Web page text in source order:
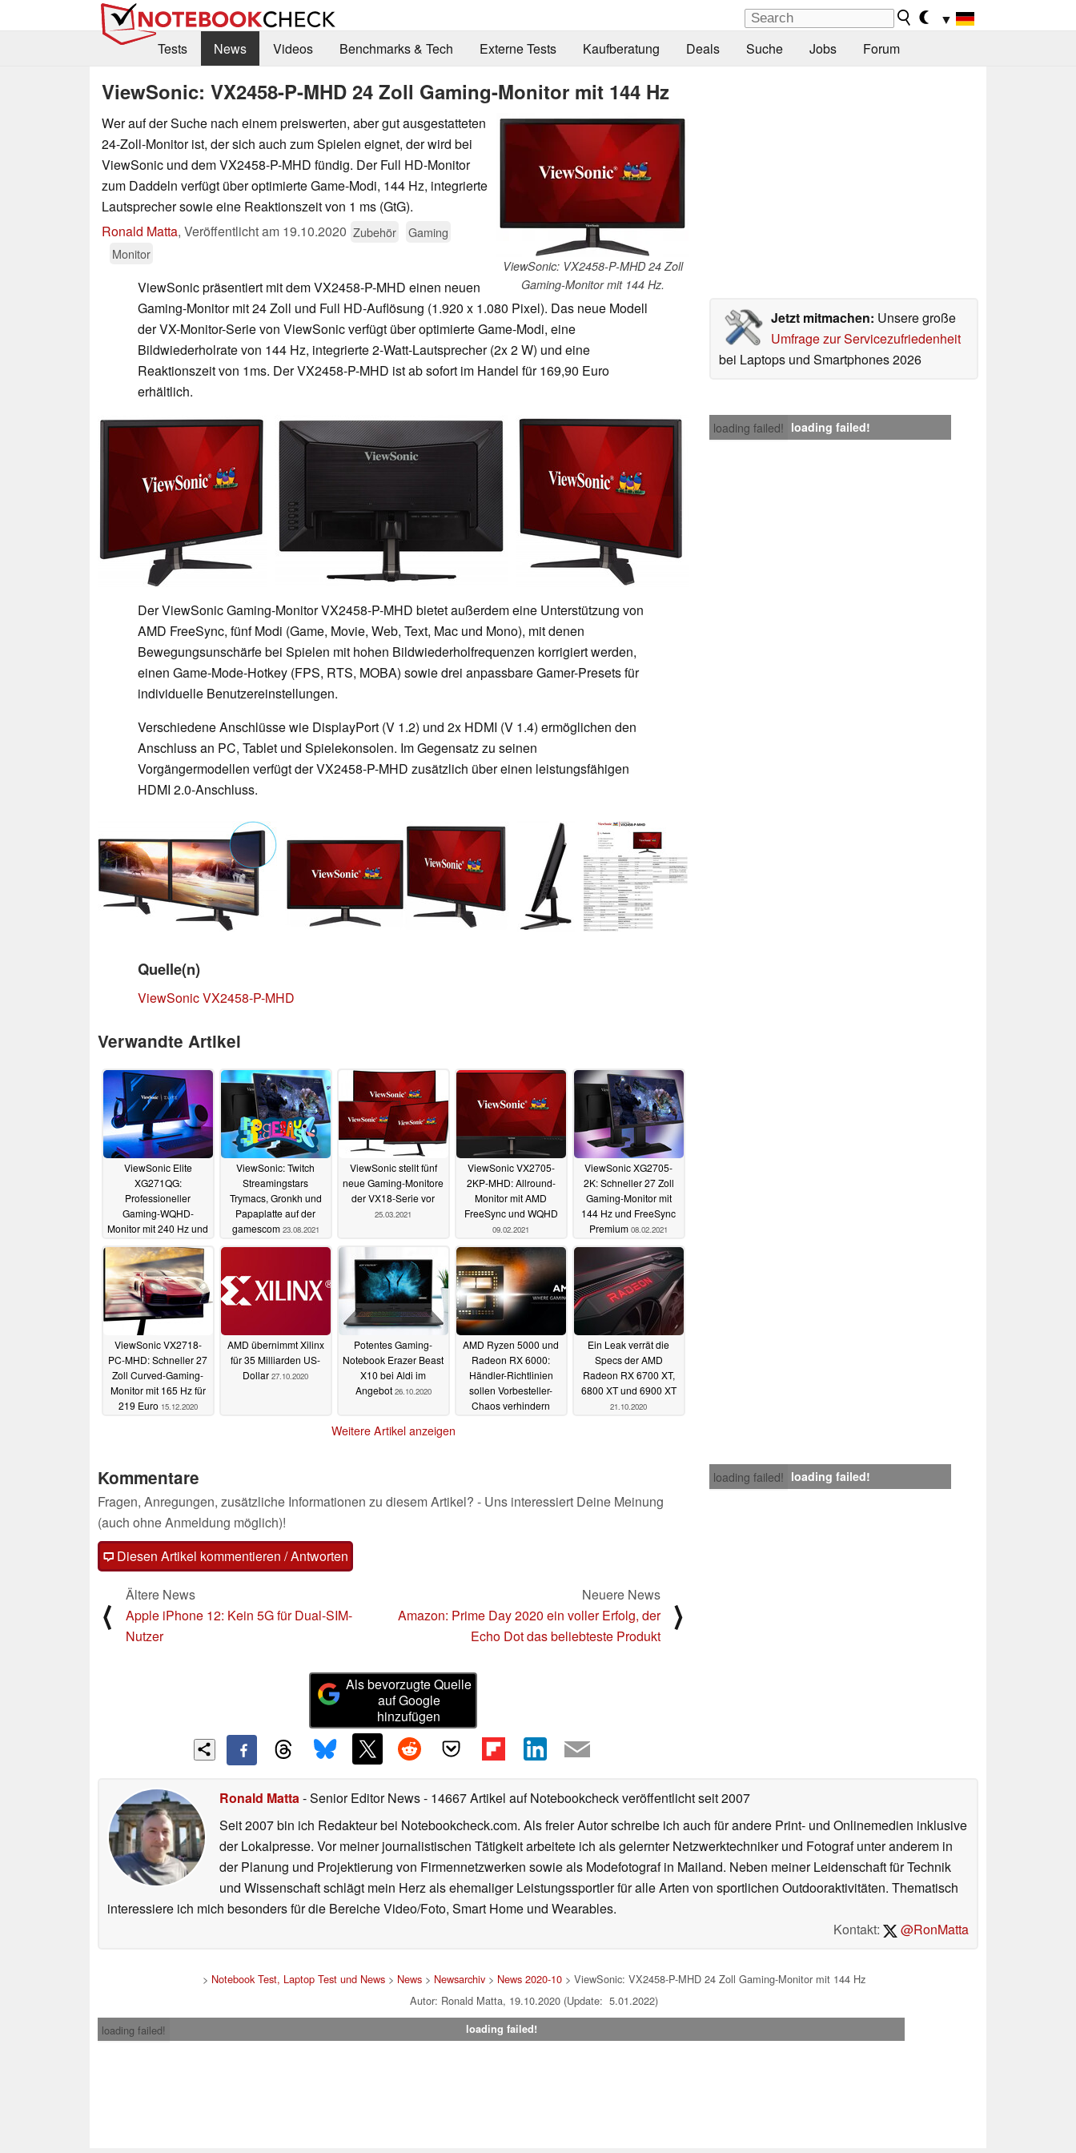
▼
Tests
News Videos Benchmarks & Tech Externe Tests Kaufberatung Deals Suche Jobs Forum
ViewSonic: VX2458-P-MHD 24 Zoll Gaming-Monitor mit 144 Hz
ViewSonic: VX2458-P-MHD 24 Zoll
Gaming-Monitor mit 144 Hz.
Wer auf der Suche nach einem preiswerten, aber gut ausgestatteten
24-Zoll-Monitor ist, der sich auch zum Spielen eignet, der wird bei
ViewSonic und dem VX2458-P-MHD fündig. Der Full HD-Monitor
zum Daddeln verfügt über optimierte Game-Modi, 144 Hz, integrierte
Lautsprecher sowie eine Reaktionszeit von 1 ms (GtG).
Ronald Matta, Veröffentlicht am 19.10.2020 Zubehör
Gaming
Monitor
Jetzt mitmachen: Unsere große
Umfrage zur Servicezufriedenheit
bei Laptops und Smartphones 2026
ViewSonic präsentiert mit dem VX2458-P-MHD einen neuen
Gaming-Monitor mit 24 Zoll und Full HD-Auflösung (1.920 x 1.080 Pixel). Das neue Modell
der VX-Monitor-Serie von ViewSonic verfügt über optimierte Game-Modi, eine
Bildwiederholrate von 144 Hz, integrierte 2-Watt-Lautsprecher (2x 2 W) und eine
Reaktionszeit von 1ms. Der VX2458-P-MHD ist ab sofort im Handel für 169,90 Euro
erhältlich.
loading failed! loading failed!
Der ViewSonic Gaming-Monitor VX2458-P-MHD bietet außerdem eine Unterstützung von
AMD FreeSync, fünf Modi (Game, Movie, Web, Text, Mac und Mono), mit denen
Bewegungsunschärfe bei Spielen mit hohen Bildwiederholfrequenzen korrigiert werden,
einen Game-Mode-Hotkey (FPS, RTS, MOBA) sowie drei anpassbare Gamer-Presets für
individuelle Benutzereinstellungen.
Verschiedene Anschlüsse wie DisplayPort (V 1.2) und 2x HDMI (V 1.4) ermöglichen den
Anschluss an PC, Tablet und Spielekonsolen. Im Gegensatz zu seinen
Vorgängermodellen verfügt der VX2458-P-MHD zusätzlich über einen leistungsfähigen
HDMI 2.0-Anschluss.
Quelle(n)
ViewSonic VX2458-P-MHD
Verwandte Artikel
ViewSonic Elite
XG271QG:
Professioneller
Gaming-WQHD-
Monitor mit 240 Hz und
11.11.2021
ViewSonic: Twitch
Streamingstars
Trymacs, Gronkh und
Papaplatte auf der
gamescom 23.08.2021
ViewSonic stellt fünf
neue Gaming-Monitore
der VX18-Serie vor
25.03.2021
ViewSonic VX2705-
2KP-MHD: Allround-
Monitor mit AMD
FreeSync und WQHD
09.02.2021
ViewSonic XG2705-
2K: Schneller 27 Zoll
Gaming-Monitor mit
144 Hz und FreeSync
Premium 08.02.2021
ViewSonic VX2718-
PC-MHD: Schneller 27
Zoll Curved-Gaming-
Monitor mit 165 Hz für
219 Euro 15.12.2020
AMD übernimmt Xilinx
für 35 Milliarden US-
Dollar 27.10.2020
Potentes Gaming-
Notebook Erazer Beast
X10 bei Aldi im
Angebot 26.10.2020
AMD Ryzen 5000 und
Radeon RX 6000:
Händler-Richtlinien
sollen Vorbesteller-
Chaos verhindern
Ein Leak verrät die
Specs der AMD
Radeon RX 6700 XT,
6800 XT und 6900 XT
21.10.2020
Weitere Artikel anzeigen
loading failed! loading failed!
Kommentare
Fragen, Anregungen, zusätzliche Informationen zu diesem Artikel? - Uns interessiert Deine Meinung
(auch ohne Anmeldung möglich)!
Diesen Artikel kommentieren / Antworten
⟨
Ältere News
Apple iPhone 12: Kein 5G für Dual-SIM-
Nutzer
Neuere News
Amazon: Prime Day 2020 ein voller Erfolg, der
Echo Dot das beliebteste Produkt
⟩
Als bevorzugte Quelle
auf Google
hinzufügen
Ronald Matta- Senior Editor News- 14667 Artikel auf Notebookcheck veröffentlichtseit 2007
Seit 2007 bin ich Redakteur bei Notebookcheck.com. Als freier Autor schreibe ich auch für andere Print- und Onlinemedien inklusive
der Lokalpresse. Vor meiner journalistischen Tätigkeit arbeitete ich als gelernter Netzwerktechniker und Fotograf unter anderem in
der Planung und Projektierung von Firmennetzwerken sowie als Modefotograf in Mailand. Neben meiner Leidenschaft für Technik
und Wissenschaft schlägt mein Herz als ehemaliger Leistungssportler für alle Arten von sportlichen Outdooraktivitäten. Thematisch
interessiere ich mich besonders für die Bereiche Video/Foto, Smart Home und Wearables.
Kontakt:
@RonMatta
> Notebook Test, Laptop Test und News > News > Newsarchiv > News 2020-10 > ViewSonic: VX2458-P-MHD 24 Zoll Gaming-Monitor mit 144 Hz
Autor: Ronald Matta, 19.10.2020 (Update: 5.01.2022)
loading failed!
loading failed!